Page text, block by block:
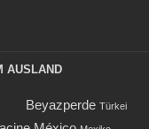
AUSLAND
Beyazperde Türkei